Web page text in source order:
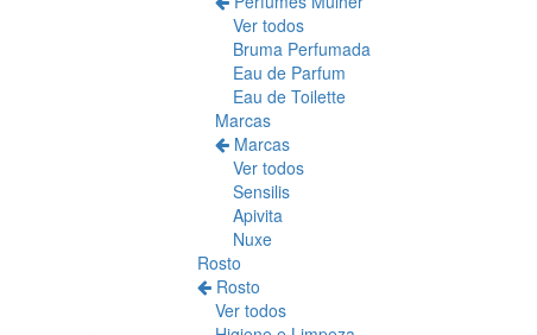
Ver todos
Bruma Perfumada
Eau de Parfum
Eau de Toilette
Marcas
Marcas
Ver todos
Sensilis
Apivita
Nuxe
Rosto
Rosto
Ver todos